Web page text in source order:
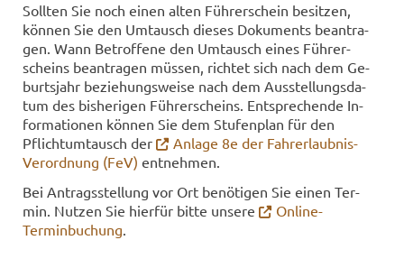
Soll­ten Sie noch einen alten Füh­rer­schein be­sit­zen,
kön­nen Sie den Um­tausch die­ses Do­ku­ments be­an­tra­
gen. Wann Be­trof­fe­ne den Um­tausch eines Füh­rer­
scheins be­an­tra­gen müs­sen, rich­tet sich nach dem Ge­
burts­jahr be­zie­hungs­wei­se nach dem Aus­stel­lungs­da­
tum des bis­he­ri­gen Füh­rer­scheins. Ent­spre­chen­de In­
for­ma­tio­nen kön­nen Sie dem Stu­fen­plan für den
Pflicht­um­tausch der
An­la­ge 8e der Fahrerlaubnis-​
Verordnung (FeV) ent­neh­men.
Bei An­trags­stel­lung vor Ort be­nö­ti­gen Sie einen Ter­
min. Nut­zen Sie hier­für bitte un­se­re
Online-​
Terminbuchung.